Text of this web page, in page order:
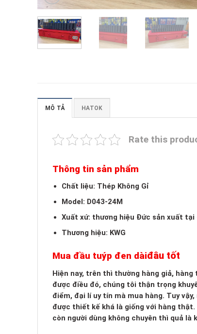
MÔ TẢ HATOK
Rate this
Thông tin sản phẩm
Chất liệu: Thép Không Gỉ
Model: D043-24M
Xuất xứ: thương hiệu Đức sản xuất tại
Thương hiệu: KWG
Mua đầu tuýp đen dàiđâu tốt
Hiện nay, trên thì thường hàng giả,
được điều đó, chúng tôi thận trọng
điểm, đại lí uy tín mà mua hàng. Tuy
được thiết kế khá là giống với hàng
còn người dùng không chuyên thì quả là